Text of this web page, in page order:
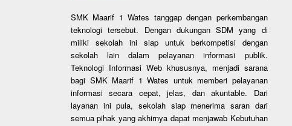
SMK Maarif 1 Wates tanggap dengan perkembangan
teknologi tersebut. Dengan dukungan SDM yang di
miliki sekolah ini siap untuk berkompetisi dengan
sekolah lain dalam pelayanan informasi publik.
Teknologi Informasi Web khususnya, menjadi sarana
bagi SMK Maarif 1 Wates untuk memberi pelayanan
informasi secara cepat, jelas, dan akuntable. Dari
layanan ini pula, sekolah siap menerima saran dari
semua pihak yang akhirnya dapat menjawab Kebutuhan